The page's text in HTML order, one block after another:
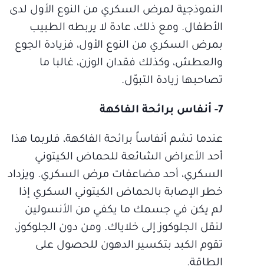
النموذجية لمرض السكري من النوع الأول لدى
الأطفال. ومع ذلك، عادة لا يربطه الطبيب
بمرض السكري من النوع الأول، فزيادة الجوع
والعطش، وكذلك فقدان الوزن، غالبا ما
تصاحبها زيادة التبوّل.
7- أنفاس برائحة الفاكهة
عندما تشم أنفاساً برائحة الفاكهة، فلربما هذا
أحد الأعراض الشائعة للحماض الكيتوني
السكري، أحد مضاعفات مرض السكري. ويزداد
خطر الإصابة بالحماض الكيتوني السكري إذا
لم يكن في جسمك ما يكفي من الأنسولين
لنقل الجلوكوز إلى خلاياك. ومن دون الجلوكوز،
تقوم الكبد بتكسير الدهون للحصول على
الطاقة.